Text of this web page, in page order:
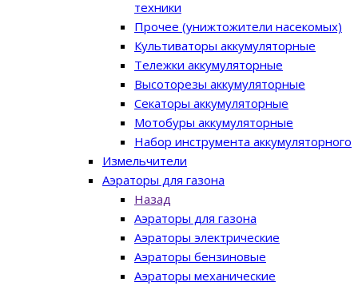
техники
Прочее (унижтожители насекомых)
Культиваторы аккумуляторные
Тележки аккумуляторные
Высоторезы аккумуляторные
Секаторы аккумуляторные
Мотобуры аккумуляторные
Набор инструмента аккумуляторного
Измельчители
Аэраторы для газона
Назад
Аэраторы для газона
Аэраторы электрические
Аэраторы бензиновые
Аэраторы механические